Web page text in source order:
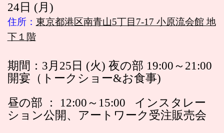
24日 (月)
住所： 東京都港区南青山5丁目7-17 小原流会館 地
下１階
期間：3月25日 (火) 夜の部 19:00～21:00
開宴（トークショー&お食事)
昼の部 ： 12:00～15:00 インスタレー
ション公開、アートワーク受注販売会